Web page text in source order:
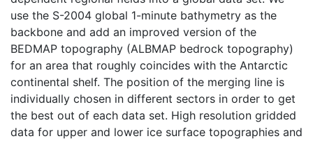
use the S-2004 global 1-minute bathymetry as the
backbone and add an improved version of the
BEDMAP topography (ALBMAP bedrock topography)
for an area that roughly coincides with the Antarctic
continental shelf. The position of the merging line is
individually chosen in different sectors in order to get
the best out of each data set. High resolution gridded
data for upper and lower ice surface topographies and